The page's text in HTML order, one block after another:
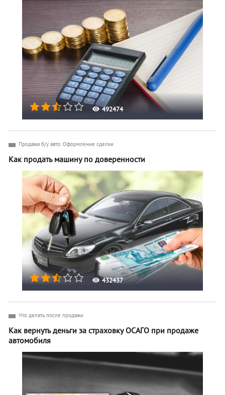
492474
432437
Продажа б/у авто: Оформление сделки
Как продать машину по доверенности
Что делать после продажи
Как вернуть деньги за страховку ОСАГО при продаже
автомобиля